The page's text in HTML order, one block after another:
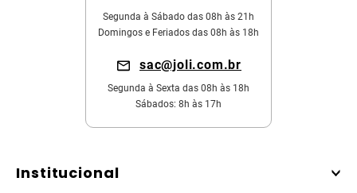
Segunda à Sábado das 08h às 21h
Domingos e Feriados das 08h às 18h
sac@joli.com.br
Segunda à Sexta das 08h às 18h
Sábados: 8h às 17h
Institucional